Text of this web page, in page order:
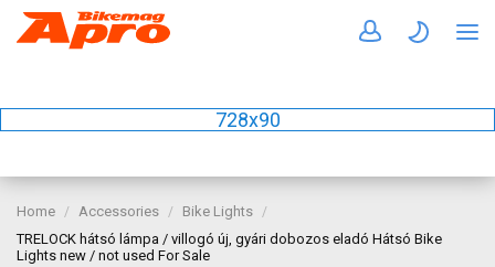
728x90
Home Accessories
Bike Lights
TRELOCK hátsó lámpa / villogó új, gyári dobozos eladó Hátsó Bike
Lights new / not used For Sale